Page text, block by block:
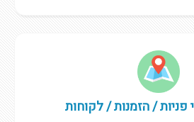
/ הזמנות / לקוחות